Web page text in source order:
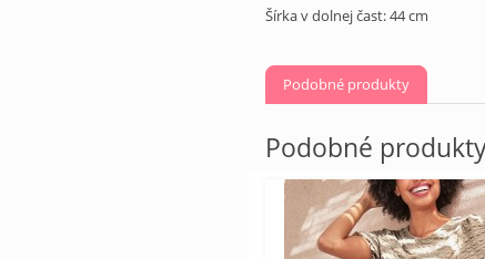
Šírka v dolnej čast: 44 cm
Podobné produkty
Podobné